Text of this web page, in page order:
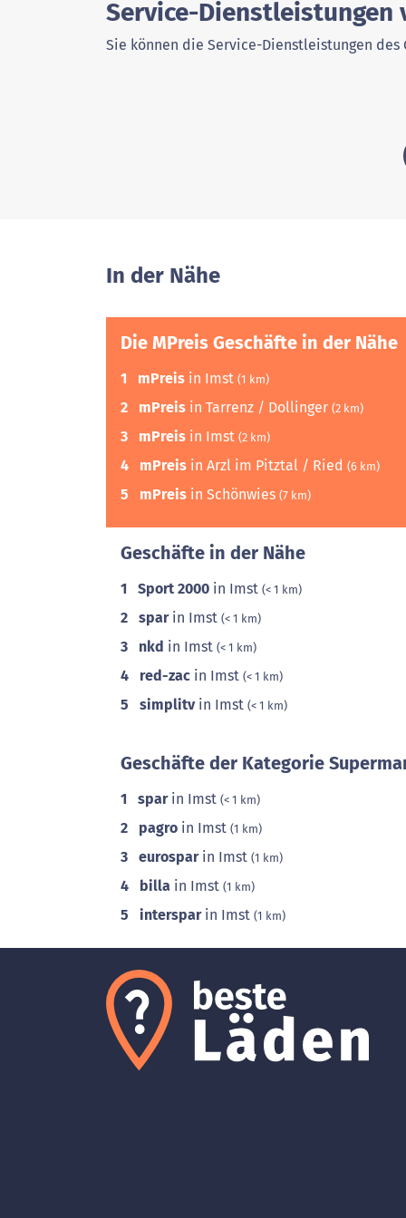
Service-Dienstleistungen
Sie können die Service-Dienstleistungen des
In der Nähe
Die MPreis Geschäfte in der Nähe
1 mPreis in Imst (1 km)
2 mPreis in Tarrenz / Dollinger (2 km)
3 mPreis in Imst (2 km)
4 mPreis in Arzl im Pitztal / Ried (6 km)
5 mPreis in Schönwies (7 km)
Geschäfte in der Nähe
1 Sport 2000 in Imst (< 1 km)
2 sparin Imst (< 1 km)
3 nkd in Imst (< 1 km)
4 red-zac in Imst (< 1 km)
5 simplitvin Imst (< 1 km)
Geschäfte der Kategorie
1 sparin Imst (< 1 km)
2 pagro in Imst (1 km)
3 eurosparin Imst (1 km)
4 billa in Imst (1 km)
5 intersparin Imst (1 km)